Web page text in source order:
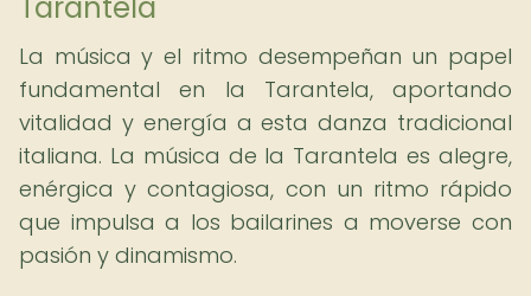
La música y el ritmo desempeñan un papel
fundamental en la Tarantela, aportando
vitalidad y energía a esta danza tradicional
italiana. La música de la Tarantela es alegre,
enérgica y contagiosa, con un ritmo rápido
que impulsa a los bailarines a moverse con
pasión y dinamismo.